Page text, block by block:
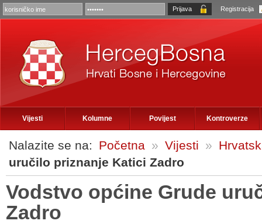
Registracija
Vijesti Kolumne Povijest Kontroverze
Nalazite se na: Početna » Vijesti »
uručilo priznanje Katici Zadro
Vodstvo općine Grude
Zadro